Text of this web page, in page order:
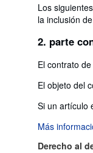
Los
la inclusión
2. parte
El contrato
El objeto del
Si un artículo
Más
Derecho al